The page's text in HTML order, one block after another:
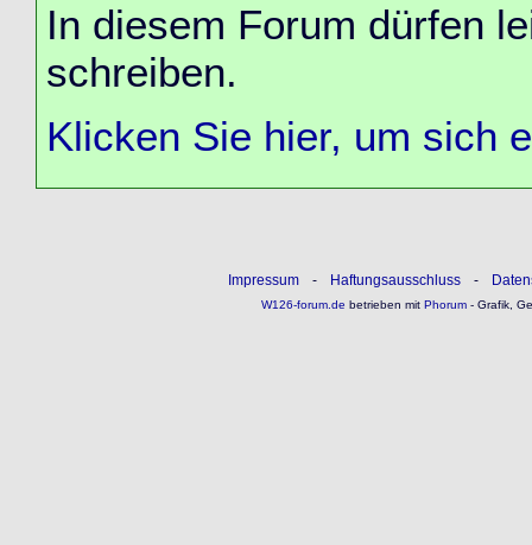
In diesem Forum dürfen
schreiben.
Klicken Sie hier, um sich
Impressum - Haftungsausschluss -
W126-forum.de betrieben mitPhorum- Grafik,